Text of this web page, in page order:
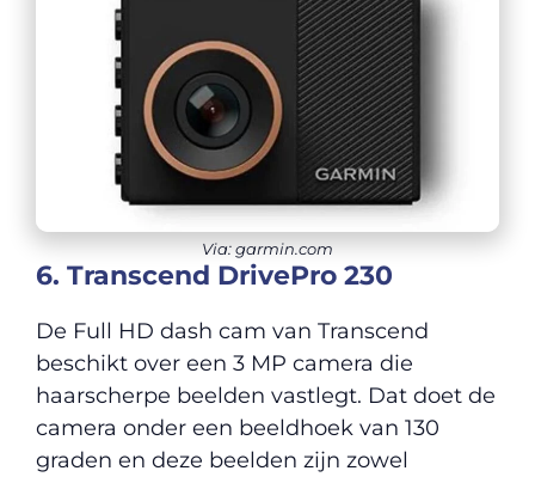
Via: garmin.com
6. Transcend DrivePro 230
De Full HD dash cam van Transcend
beschikt over een 3 MP camera die
haarscherpe beelden vastlegt. Dat doet de
camera onder een beeldhoek van 130
graden en deze beelden zijn zowel